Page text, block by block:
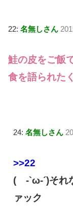
22: 名無しさん
鮭の皮をご飯
食を語られた
24: 名無しさん
>>22
( -`ω-´)それ
ァック